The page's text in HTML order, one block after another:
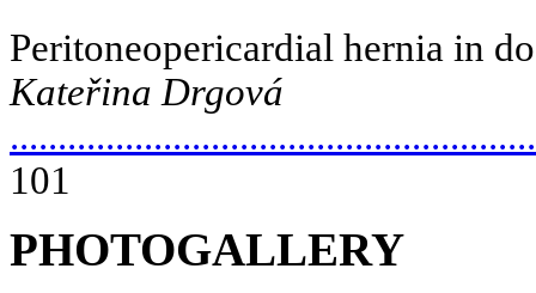
Peritoneopericardial hernia in
Kateřina Drgová
101
PHOTOGALLERY